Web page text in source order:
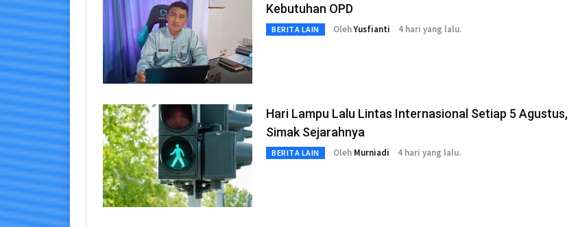
Kebutuhan OPD
BERITA LAIN OlehYusfianti 4 hari yang lalu.
Hari Lampu Lalu Lintas Internasional Setiap 5 Agustus,
Simak Sejarahnya
BERITA LAIN Oleh Murniadi 4 hari yang lalu.